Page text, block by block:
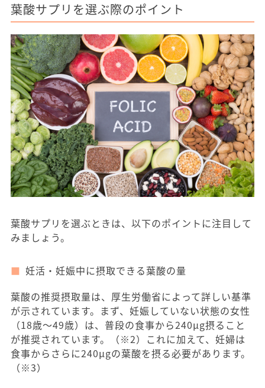
葉酸サプリを選ぶ際のポイント
葉酸サプリを選ぶときは、以下のポイントに注目して
みましょう。
妊活・妊娠中に摂取できる葉酸の量
葉酸の推奨摂取量は、厚生労働省によって詳しい基準
が示されています。まず、妊娠していない状態の女性
（18歳〜49歳）は、普段の食事から240μg摂ること
が推奨されています。（※2）これに加えて、妊婦は
食事からさらに240μgの葉酸を摂る必要があります。
（※3）